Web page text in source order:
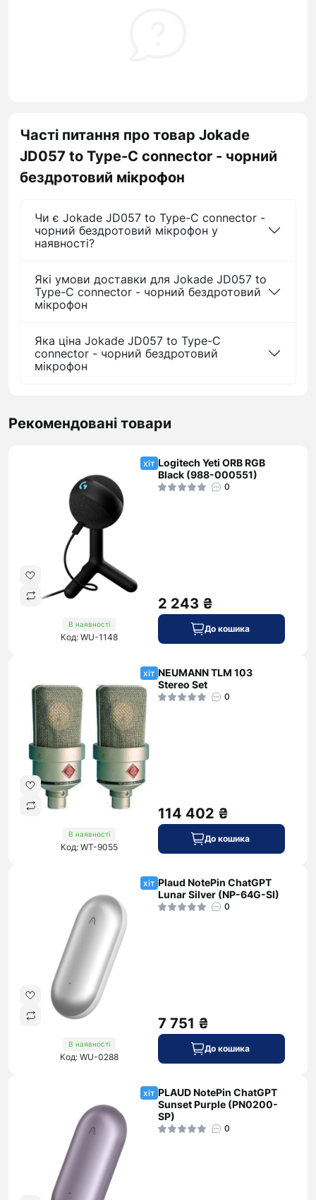
Часті питання про товар Jokade
JD057 to Type-C connector - чорний
бездротовий мікрофон
Чи є Jokade JD057 to Type-C connector -
чорний бездротовий мікрофон у
наявності?
Які умови доставки для Jokade JD057 to
Type-C connector - чорний бездротовий
мікрофон
Яка ціна Jokade JD057 to Type-C
connector - чорний бездротовий
мікрофон
Рекомендовані товари
хіт
В наявності
Код: WU-1148
Logitech Yeti ORB RGB
Black (988-000551)
0
2 243 ₴
До кошика
хіт
В наявності
Код: WT-9055
NEUMANN TLM 103
Stereo Set
0
114 402 ₴
До кошика
хіт
В наявності
Код: WU-0288
Plaud NotePin ChatGPT
Lunar Silver (NP-64G-SI)
0
7 751 ₴
До кошика
хіт PLAUD NotePin ChatGPT
Sunset Purple (PN0200-
SP)
0